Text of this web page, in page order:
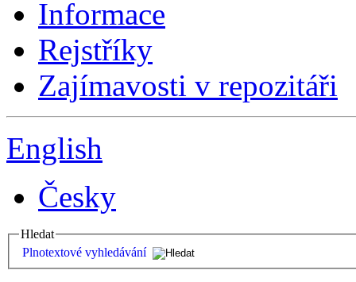
Informace
Rejstříky
Zajímavosti v repozitáři
English
Česky
Hledat
Plnotextové vyhledávání